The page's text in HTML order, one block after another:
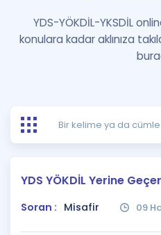
Şifremi
Kitaplar ve Kaynaklar
Ücretsiz Kaynaklar
Puan Hesaplama
Rehberlik Aracı
Blog
Hakkımızda
YDS-YÖKDİL-YKSDİL
konulara kadar aklınıza
YDS YÖKDİL Yerine
Soran : Misafir 09